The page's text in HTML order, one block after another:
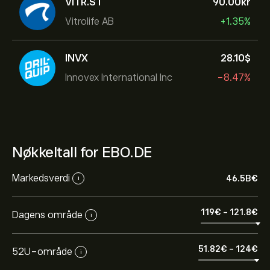
Vitrolife AB
+1.35%
INVX
Innovex International Inc
28.10‎$‎
-8.47%
Nøkkeltall for EBO.DE
Markedsverdi i 46.5B‎€‎
Dagens område i 119‎€‎ - 121.8‎€‎
52U-område i 51.82‎€‎ - 124‎€‎